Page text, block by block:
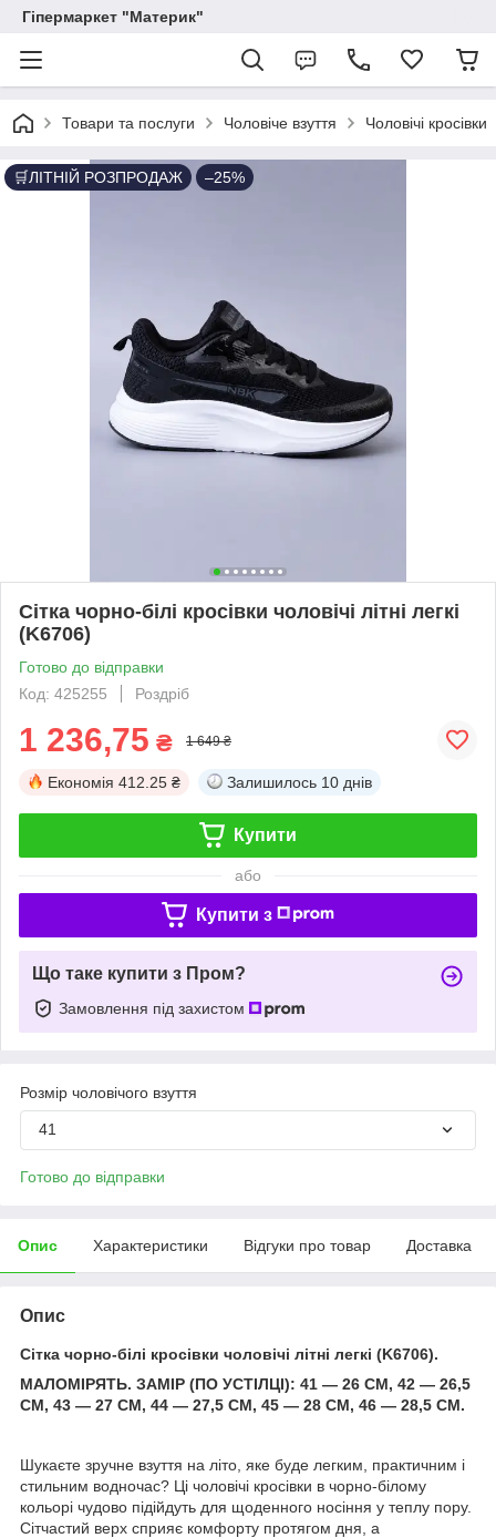
Гіпермаркет "Материк"
Товари та послуги Чоловіче взуття Чоловічі кросівки
🛒ЛІТНІЙ РОЗПРОДАЖ –25%
Сітка чорно-білі кросівки чоловічі літні легкі
(K6706)
Готово до відправки
Код: 425255
Роздріб
1 236,75 ₴ 1 649 ₴
Економія 412.25 ₴ Залишилось 10 днів
Купити
або
Купити з
Що таке купити з Пром?
Замовлення під захистом
Розмір чоловічого взуття
41
Готово до відправки
Опис Характеристики Відгуки про товар Доставка
Опис
Сітка чорно-білі кросівки чоловічі літні легкі (K6706).
МАЛОМІРЯТЬ. ЗАМІР (ПО УСТІЛЦІ): 41 — 26 СМ, 42 — 26,5
СМ, 43 — 27 СМ, 44 — 27,5 СМ, 45 — 28 СМ, 46 — 28,5 СМ.
Шукаєте зручне взуття на літо, яке буде легким, практичним і
стильним водночас? Ці чоловічі кросівки в чорно-білому
кольорі чудово підійдуть для щоденного носіння у теплу пору.
Сітчастий верх сприяє комфорту протягом дня, а